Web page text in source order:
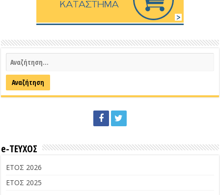
e-ΤΕΥΧΟΣ
ΕΤΟΣ 2026
ΕΤΟΣ 2025